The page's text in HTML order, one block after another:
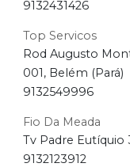
9132431426
Top Servicos
Rod Augusto
001, Belém (Pará)
9132549996
Fio Da Meada
Tv Padre Eutíquio
9132123912